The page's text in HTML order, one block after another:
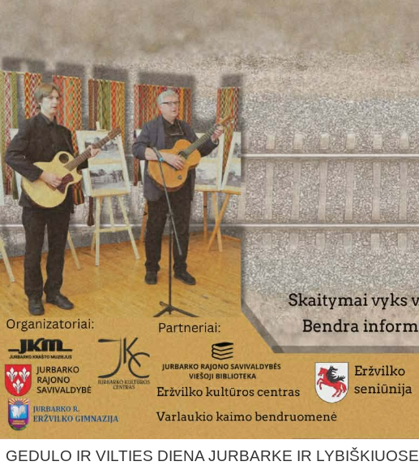
GEDULO IR VILTIES DIENA JURBARKE IR LYBIŠKIUOSE